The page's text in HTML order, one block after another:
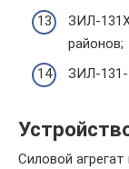
ЗИЛ-
районов;
ЗИЛ-131-
Силовой